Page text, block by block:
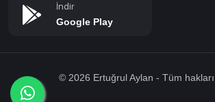
İndir
Google Play
© 2026 Ertuğrul Aylan - Tüm hakları